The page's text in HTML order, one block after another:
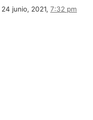
24 junio, 2021, 7:32 pm